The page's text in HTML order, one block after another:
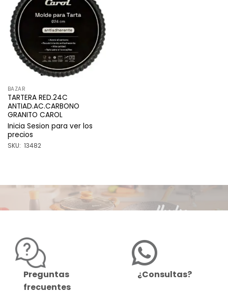
Añadir
a la
lista de
deseos
BAZAR
TARTERA RED.24C
ANTIAD.AC.CARBONO
GRANITO CAROL
Inicia Sesion para ver los
precios
SKU: 13482
Preguntas
frecuentes
¿Consultas?